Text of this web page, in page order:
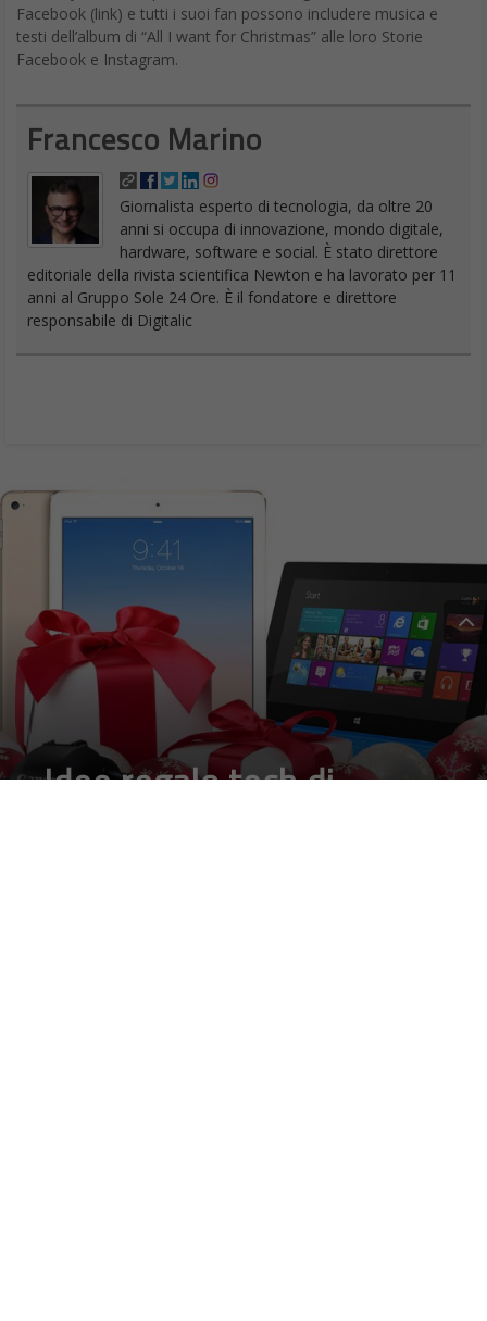
Facebook (link) e tutti i suoi fan possono includere musica e
testi dell’album di “All I want for Christmas” alle loro Storie
Facebook e Instagram.
Francesco Marino
Giornalista esperto di tecnologia, da oltre 20
anni si occupa di innovazione, mondo digitale,
hardware, software e social. È stato direttore
editoriale della rivista scientifica Newton e ha lavorato per 11
anni al Gruppo Sole 24 Ore. È il fondatore e direttore
responsabile di Digitalic
Idee regalo tech di